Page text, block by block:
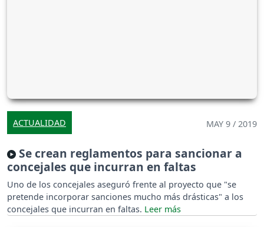
ACTUALIDAD MAY 9 / 2019
Se crean reglamentos para sancionar a
concejales que incurran en faltas
Uno de los concejales aseguró frente al proyecto que "se
pretende incorporar sanciones mucho más drásticas" a los
concejales que incurran en faltas.